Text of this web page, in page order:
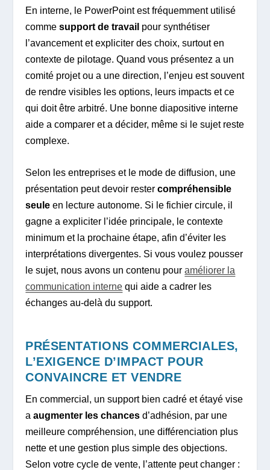
En interne, le PowerPoint est fréquemment utilisé
commesupport de travail pour synthétiser
l’avancement et expliciter des choix, surtout en
contexte de pilotage. Quand vous présentez a un
comité projet ou a une direction, l’enjeu est souvent
de rendre visibles les options, leurs impacts et ce
qui doit être arbitré. Une bonne diapositive interne
aide a comparer et a décider, même si le sujet reste
complexe.
Selon les entreprises et le mode de diffusion, une
présentation peut devoir restercompréhensible
seule en lecture autonome. Si le fichier circule, il
gagne a expliciter l’idée principale, le contexte
minimum et la prochaine étape, afin d’éviter les
interprétations divergentes. Si vous voulez pousser
le sujet, nous avons un contenu pouraméliorer la
communication interne qui aide a cadrer les
échanges au-delà du support.
PRÉSENTATIONS COMMERCIALES,
L’EXIGENCE D’IMPACT POUR
CONVAINCRE ET VENDRE
En commercial, un support bien cadré et étayé vise
aaugmenter les chances d’adhésion, par une
meilleure compréhension, une différenciation plus
nette et une gestion plus simple des objections.
Selon votre cycle de vente, l’attente peut changer :